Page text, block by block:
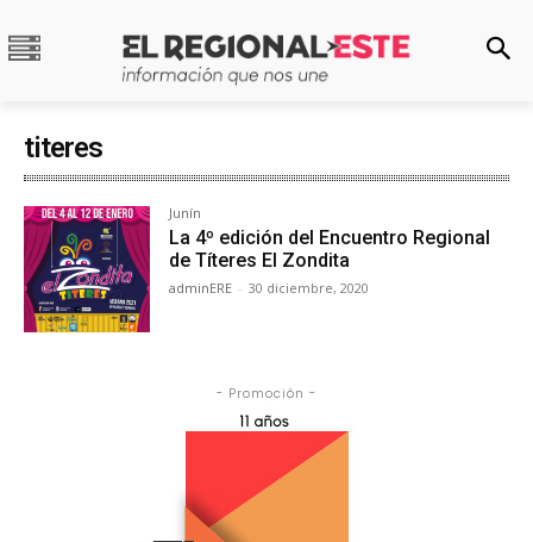
titeres
Junín
La 4º edición del Encuentro Regional
de Títeres El Zondita
adminERE - 30 diciembre, 2020
- Promoción -